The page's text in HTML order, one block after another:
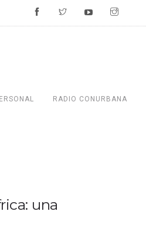
RADIO CONURBANA
una